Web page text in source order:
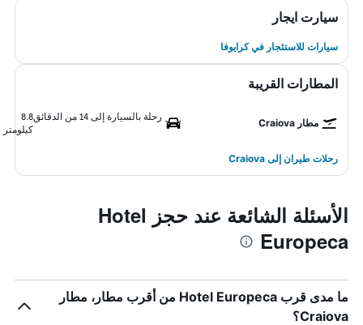
سيارت ايجار
سيارات للاستئجار في كرايوفا
المطارات القريبة
مطار Craiova
رحلة بالسيارة إلى 14 من الدقائق
8.8
كيلومتر
رحلات طيران إلى Craiova
الأسئلة الشائعة عند حجز Hotel
Europeca
ما مدى قرب Hotel Europeca من أقرب مطار، مطار
Craiova؟